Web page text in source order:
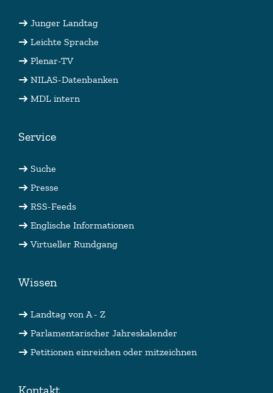
Junger Landtag
Leichte Sprache
Plenar-TV
NILAS-Datenbanken
MDL intern
Service
Suche
Presse
RSS-Feeds
Englische Informationen
Virtueller Rundgang
Wissen
Landtag von A - Z
Parlamentarischer Jahreskalender
Petitionen einreichen oder mitzeichnen
Kontakt